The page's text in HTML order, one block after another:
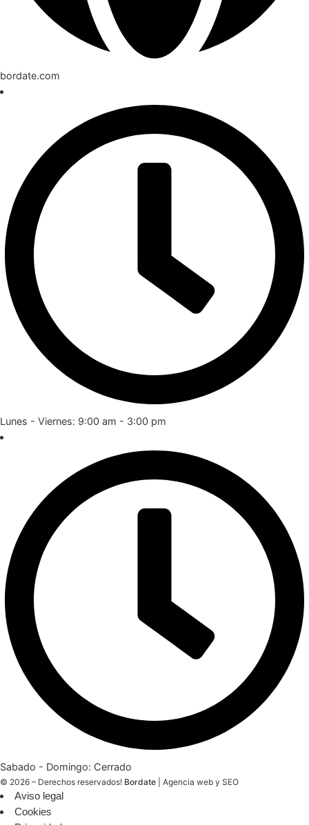
bordate.com
Lunes - Viernes: 9:00 am - 3:00 pm
Sabado - Domingo: Cerrado
© 2026 – Derechos reservados! Bordate Agencia web y SEO
Aviso legal
Cookies